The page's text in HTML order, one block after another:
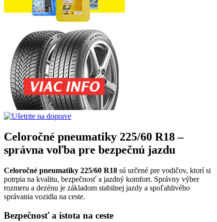
Celoročné pneumatiky 225/60 R18 –
správna voľba pre bezpečnú jazdu
Celoročné pneumatiky 225/60 R18 sú určené pre vodičov, ktorí si
potrpia na kvalitu, bezpečnosť a jazdný komfort. Správny výber
rozmeru a dezénu je základom stabilnej jazdy a spoľahlivého
správania vozidla na ceste.
Bezpečnosť a istota na ceste